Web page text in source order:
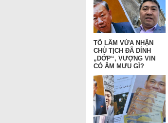
TÔ LÂM VỪA NHẬN
CHỦ TỊCH ĐÃ DÍNH
„DỚP“, VƯỢNG VIN
CÓ ÂM MƯU GÌ?